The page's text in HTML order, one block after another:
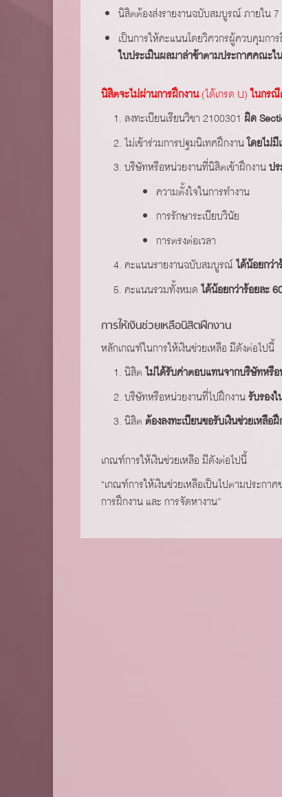
นิสิตต้องส่งรายงานฉบับสมบูรณ์ ภายใน
เป็นการให้คะแนนโดยวิศวกรผู้ควบคุมกา
ใบประเมินผลมาล่าช้าตามประกาศคณะ
นิสิตจะไม่ผ่านการฝึกงาน(ได้เกรด U)ในกร
ลงทะเบียนเรียนวิชา 2100301 ผิด
ไม่เข้าร่วมการปฐมนิเทศฝึกงานโดยไม่
บริษัทหรือหน่วยงานที่นิสิตเข้าฝึกงานป
ความตั้งใจในการทำงาน
การรักษาระเบียบวินัย
การตรงต่อเวลา
คะแนนรายงานฉบับสมบูรณ์ได้น้อยกว่
คะแนนรวมทั้งหมดได้น้อยกว่าร้อยละ
การให้เงินช่วยเหลือนิสิตฝึกงาน
หลักเกณฑ์ในการให้เงินช่วยเหลือ มีดังต่อไปนี้
นิสิตไม่ได้รับค่าตอบแทนจากบริษัทหรื
บริษัทหรือหน่วยงานที่ไปฝึกงานรับรอง
นิสิต ต้องลงทะเบียนขอรับเงินช่วยเหลื
เกณฑ์การให้เงินช่วยเหลือ มีดังต่อไปนี้
“เกณฑ์การให้เงินช่วยเหลือเป็นไปตามประก
การฝึกงาน และ การจัดหางาน”